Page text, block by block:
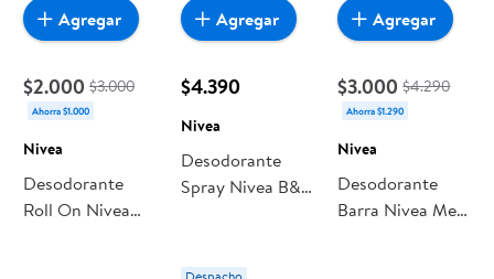
$2.000 $3.000
Ahorra $1.000
Nivea
Desodorante
Roll On Nivea
Agregar
$4.390
Nivea
Desodorante
Spray Nivea B&w
Female Mujer
Agregar
$3.000 $4.290
Ahorra $1.290
Nivea
Desodorante
Barra Nivea Men
Agregar